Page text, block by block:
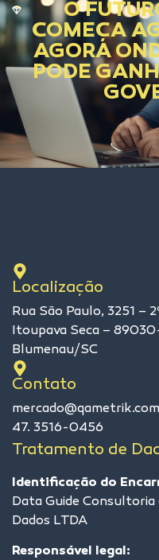
O
COMEÇA
AGORA
PODE
Localização
Rua São Paulo, 3251 –
Itoupava Seca –
Blumenau/SC
Contato
mercado@qametrik.com
47. 3516-0456
Tratamento de
Identificação do
Data Guide
Dados LTDA
Responsável legal: